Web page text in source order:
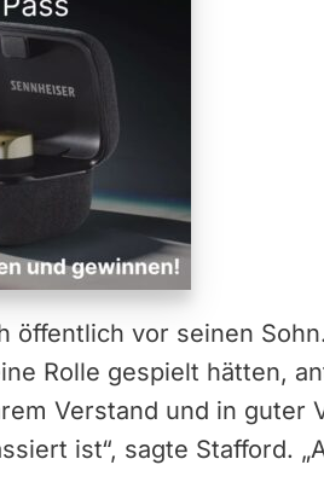
öffentlich vor seinen
Rolle gespielt hätten,
Verstand und in guter
ist“, sagte Stafford.